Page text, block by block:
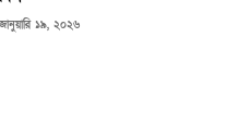
১৯, ২০২৬